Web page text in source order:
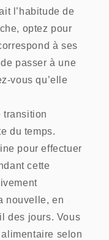
l’habitude de
optez pour
à ses
passer à une
vous qu’elle
transition
du temps.
pour effectuer
cette
nouvelle, en
des jours. Vous
selon